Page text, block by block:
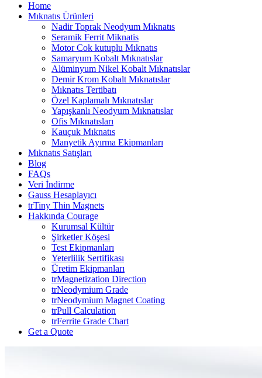
Home
Mıknatıs Ürünleri
Nadir Toprak Neodyum Mıknatıs
Seramik Ferrit Miknatis
Motor Cok kutuplu Mıknatıs
Samaryum Kobalt Mıknatıslar
Alüminyum Nikel Kobalt Mıknatıslar
Demir Krom Kobalt Mıknatıslar
Mıknatıs Tertibatı
Özel Kaplamalı Mıknatıslar
Yapışkanlı Neodyum Mıknatıslar
Ofis Mıknatısları
Kauçuk Mıknatıs
Manyetik Ayırma Ekipmanları
Mıknatıs Satışları
Blog
FAQs
Veri İndirme
Gauss Hesaplayıcı
trTiny Thin Magnets
Hakkında Courage
Kurumsal Kültür
Şirketler Köşesi
Test Ekipmanları
Yeterlilik Sertifikası
Üretim Ekipmanları
trMagnetization Direction
trNeodymium Grade
trNeodymium Magnet Coating
trPull Calculation
trFerrite Grade Chart
Get a Quote